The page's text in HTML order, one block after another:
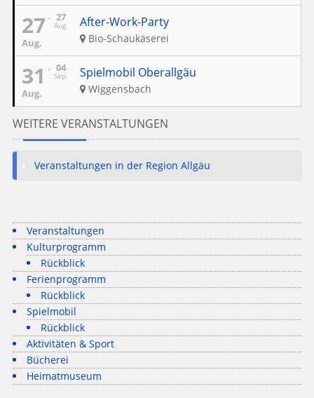
27
Aug
27
Aug.
After-Work-Party
Bio-Schaukäserei
04
Sep
31
Aug.
Spielmobil Oberallgäu
Wiggensbach
WEITERE VERANSTALTUNGEN
Veranstaltungen in der Region Allgäu
Veranstaltungen
Kulturprogramm
Rückblick
Ferienprogramm
Rückblick
Spielmobil
Rückblick
Aktivitäten & Sport
Bücherei
Heimatmuseum